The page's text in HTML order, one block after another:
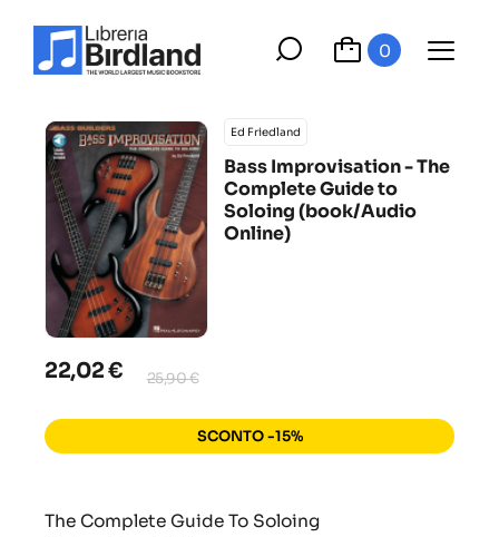
0
Ed Friedland
Bass Improvisation - The
Complete Guide to
Soloing (book/Audio
Online)
22,02 € 25,90 €
SCONTO -15%
The Complete Guide To Soloing